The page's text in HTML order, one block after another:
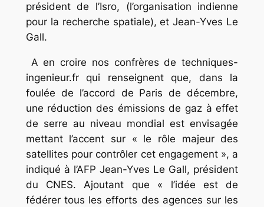
président de l’Isro, (l’organisation indienne
pour la recherche spatiale), et Jean-Yves Le
Gall.
A en croire nos confrères de techniques-
ingenieur.fr qui renseignent que, dans la
foulée de l’accord de Paris de décembre,
une réduction des émissions de gaz à effet
de serre au niveau mondial est envisagée
mettant l’accent sur « le rôle majeur des
satellites pour contrôler cet engagement », a
indiqué à l’AFP Jean-Yves Le Gall, président
du CNES. Ajoutant que « l’idée est de
fédérer tous les efforts des agences sur les